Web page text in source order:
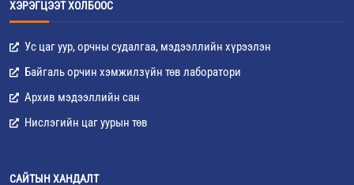
ХЭРЭГЦЭЭТ ХОЛБООС
Ус цаг уур, орчны судалгаа, мэдээллийн хүрээлэн
Байгаль орчин хэмжилзүйн төв лаборатори
Архив мэдээллийн сан
Нислэгийн цаг уурын төв
САЙТЫН ХАНДАЛТ